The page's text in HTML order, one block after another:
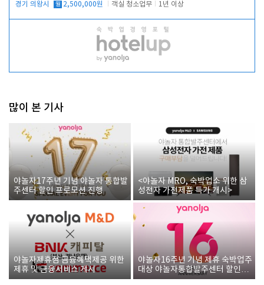
경기 의왕시 월 2,500,000원 객실 청소업무 1년 이상
많이 본 기사
야놀자17주년 기념 야놀자 통합발
주센터 할인 프로모션 진행
<야놀자 MRO, 숙박업소 위한 삼
성전자 가전제품 특가 개시>
야놀자제휴점 금융혜택제공 위한
제휴 및 금융서비스 게시
야놀자16주년 기념 제휴 숙박업주
대상 야놀자통합발주센터 할인쿠
폰 증정